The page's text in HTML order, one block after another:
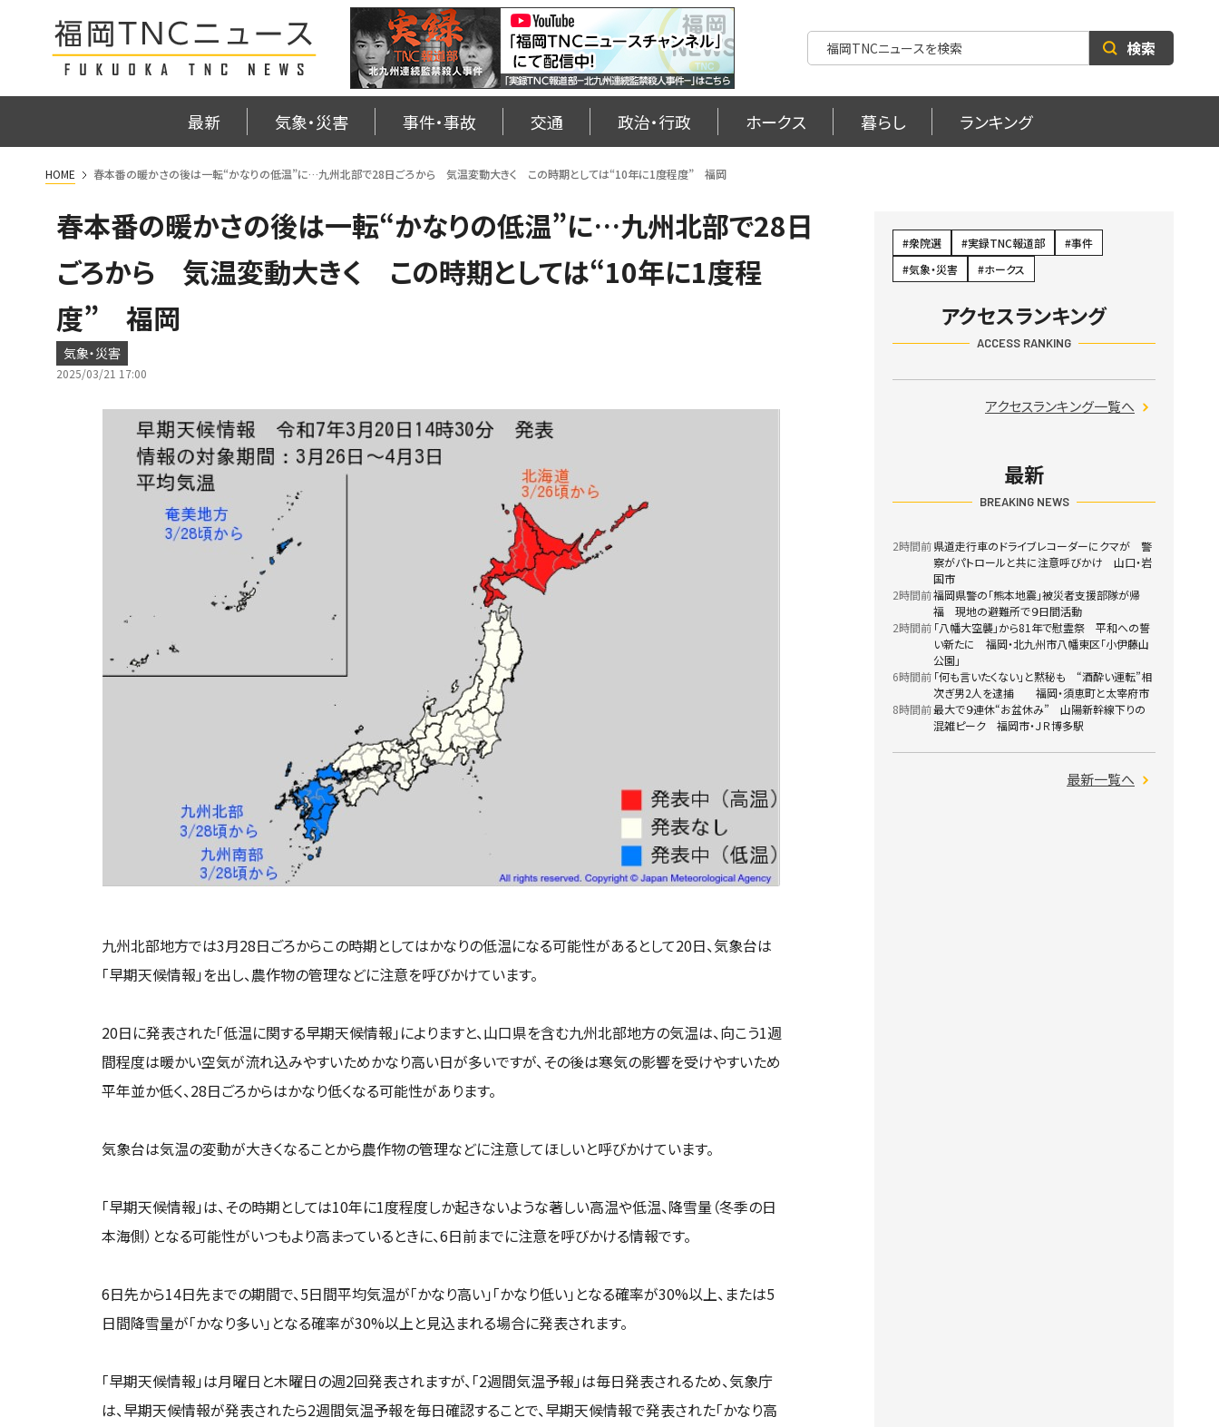
検索
最新 気象・災害 事件・事故 交通 政治・行政 ホークス 暮らし ランキング
HOME 春本番の暖かさの後は一転“かなりの低温”に…九州北部で28日ごろから 気温変動大きく この時期としては“10年に1度程度” 福岡
春本番の暖かさの後は一転“かなりの低温”に…九州北部で28日
ごろから 気温変動大きく この時期としては“10年に1度程
度” 福岡
気象・災害
2025/03/21 17:00
九州北部地方では3月28日ごろからこの時期としてはかなりの低温になる可能性があるとして20日、気象台は
「早期天候情報」を出し、農作物の管理などに注意を呼びかけています。
20日に発表された「低温に関する早期天候情報」によりますと、山口県を含む九州北部地方の気温は、向こう1週
間程度は暖かい空気が流れ込みやすいためかなり高い日が多いですが、その後は寒気の影響を受けやすいため
平年並か低く、28日ごろからはかなり低くなる可能性があります。
気象台は気温の変動が大きくなることから農作物の管理などに注意してほしいと呼びかけています。
「早期天候情報」は、その時期としては10年に1度程度しか起きないような著しい高温や低温、降雪量（冬季の日
本海側）となる可能性がいつもより高まっているときに、6日前までに注意を呼びかける情報です。
6日先から14日先までの期間で、5日間平均気温が「かなり高い」「かなり低い」となる確率が30%以上、または5
日間降雪量が「かなり多い」となる確率が30%以上と見込まれる場合に発表されます。
「早期天候情報」は月曜日と木曜日の週2回発表されますが、「2週間気温予報」は毎日発表されるため、気象庁
は、早期天候情報が発表されたら2週間気温予報を毎日確認することで、早期天候情報で発表された「かなり高
衆院選 実録TNC報道部
事件
気象・災害
ホークス
アクセスランキング
ACCESS RANKING
アクセスランキング一覧へ
最新
BREAKING NEWS
2時間前県道走行車のドライブレコーダーにクマが 警
察がパトロールと共に注意呼びかけ 山口・岩
国市
2時間前福岡県警の「熊本地震」被災者支援部隊が帰
福 現地の避難所で９日間活動
2時間前 「八幡大空襲」から81年で慰霊祭 平和への誓
い新たに 福岡・北九州市八幡東区「小伊藤山
公園」
6時間前 「何も言いたくない」と黙秘も “酒酔い運転”相
次ぎ男2人を逮捕 福岡・須恵町と太宰府市
8時間前最大で９連休“お盆休み” 山陽新幹線下りの
混雑ピーク 福岡市・ＪＲ博多駅
最新一覧へ